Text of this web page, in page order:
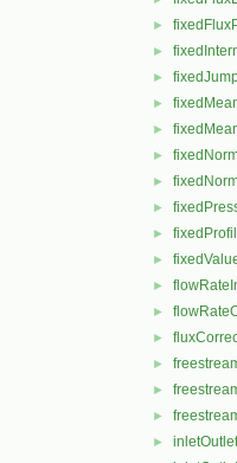
►
►
►
►
►
►
►
►
►
►
►
►
►
►
►
►
► inletOutlet